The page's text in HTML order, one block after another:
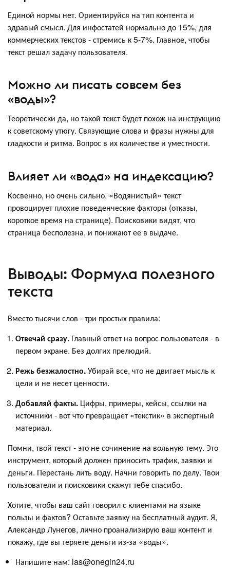
Единой нормы нет. Ориентируйся на тип контента и
здравый смысл. Для инфостатей нормально до 15%, для
коммерческих текстов - стремись к 5-7%. Главное, чтобы
текст решал задачу пользователя.
Можно ли писать совсем без
«воды»?
Теоретически да, но такой текст будет похож на инструкцию
к советскому утюгу. Связующие слова и фразы нужны для
гладкости и ритма. Вопрос в их количестве и уместности.
Влияет ли «вода» на индексацию?
Косвенно, но очень сильно. «Водянистый» текст
провоцирует плохие поведенческие факторы (отказы,
короткое время на странице). Поисковики видят, что
страница бесполезна, и понижают ее в выдаче.
Выводы: Формула полезного
текста
Вместо тысячи слов - три простых правила:
Отвечай сразу. Главный ответ на вопрос пользователя - в
первом экране. Без долгих прелюдий.
Режь безжалостно.Убирай все, что не двигает мысль к
цели и не несет ценности.
Добавляй факты. Цифры, примеры, кейсы, ссылки на
источники - вот что превращает «текстик» в экспертный
материал.
Помни, твой текст - это не сочинение на вольную тему. Это
инструмент, который должен приносить трафик, заявки и
деньги. Перестань лить воду. Начни говорить по делу. Твои
пользователи и поисковики скажут тебе спасибо.
Хотите, чтобы ваш сайт говорил с клиентами на языке
пользы и фактов? Оставьте заявку на бесплатный аудит. Я,
Александр Лунегов, лично проанализирую ваш контент и
покажу, где вы теряете деньги из-за «воды».
Напишите нам: las@onegin24.ru